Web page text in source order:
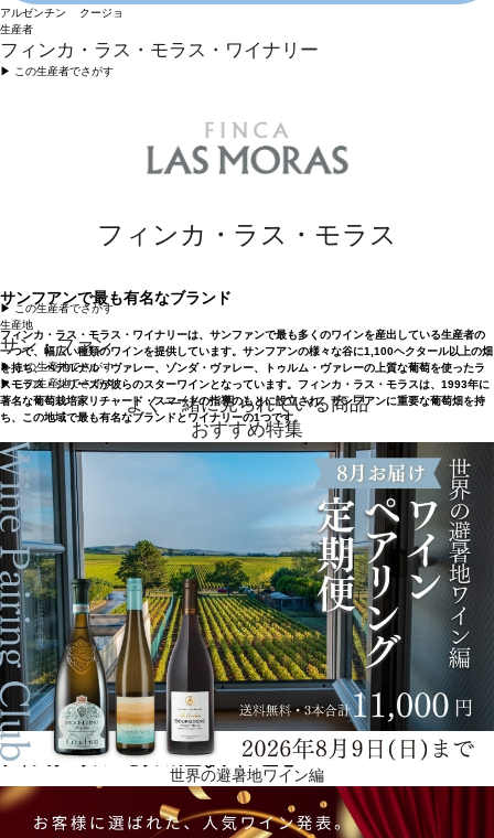
アルゼンチン クージョ
生産者
フィンカ・ラス・モラス・ワイナリー
▶︎ この生産者でさがす
フィンカ・ラス・モラス
サンフアンで最も有名なブランド
フィンカ・ラス・モラス・ワイナリーは、サンファンで最も多くのワインを産出している生産者の
一つで、幅広い種類のワインを提供しています。サンフアンの様々な谷に1,100ヘクタール以上の畑
を持ち、ペデルナル・ヴァレー、ゾンダ・ヴァレー、トゥルム・ヴァレーの上質な葡萄を使ったラ
スモラス・シリーズが彼らのスターワインとなっています。フィンカ・ラス・モラスは、1993年に
著名な葡萄栽培家リチャード・スマートの指導のもとに設立され、サンフアンに重要な葡萄畑を持
ち、この地域で最も有名なブランドとワイナリーの1つです。
フィンカ・ラス・モラスの主なワイン産地
フィンカ・ラス・モラスの名前は、トゥルム、ゾンダ、ペデルナルの畑にあるブラックベリーの木
に由来しています。ブラックベリーは、スペイン語で「モラス」と呼ばれています。サンファン
は、特にシラーやマルベック及びヴィオニエやソーヴィニヨン・ブランに関して、アルゼンチン国
▶︎ この生産者でさがす
生産地
サン・ファン
▶︎ この生産地でさがす
▶︎ この生産地でさがす
よく一緒に見られている商品
おすすめ特集
世界の避暑地ワイン編